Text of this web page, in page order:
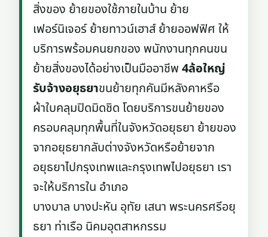
สิ่งของ ย้ายของใช้ภายในบ้าน ย้าย
เฟอร์นิเจอร์ ย้ายทาวน์เฮาส์ ย้ายออฟฟิศ ให้
บริการพร้อมคนยกของ พนักงานทุกคนขน
ย้ายสิ่งของได้อย่างเป็นมืออาชีพ4ล้อใหญ่
รับจ้างอยุธยาขนย้ายทุกคันมีหลังคาหรือ
ผ้าใบคลุมปิดมิดชิด โดยบริการขนย้ายของ
ครอบคลุมทุกพื้นที่ในจังหวัดอยุธยา ย้ายของ
จากอยุธยากลับต่างจังหวัดหรือย้ายจาก
อยุธยาไปกรุงเทพและกรุงเทพไปอยุธยา เรา
จะให้บริการใน อำเภอ
บางบาล บางปะหัน อุทัย เสนา พระนครศรีอยุ
ธยา ท่าเรือ นิคมอุตสาหกรรม